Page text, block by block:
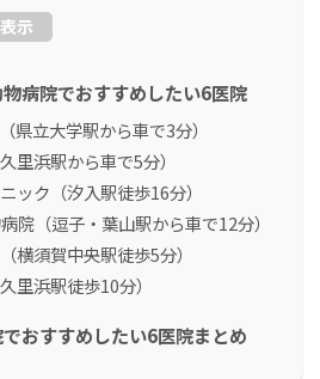
示
病院でおすすめしたい6医院
県立大学駅から車で3分）
里浜駅から車で5分）
ック（汐入駅徒歩16分）
院（逗子・葉山駅から車で12分）
横須賀中央駅徒歩5分）
里浜駅徒歩10分）
おすすめしたい6医院まとめ